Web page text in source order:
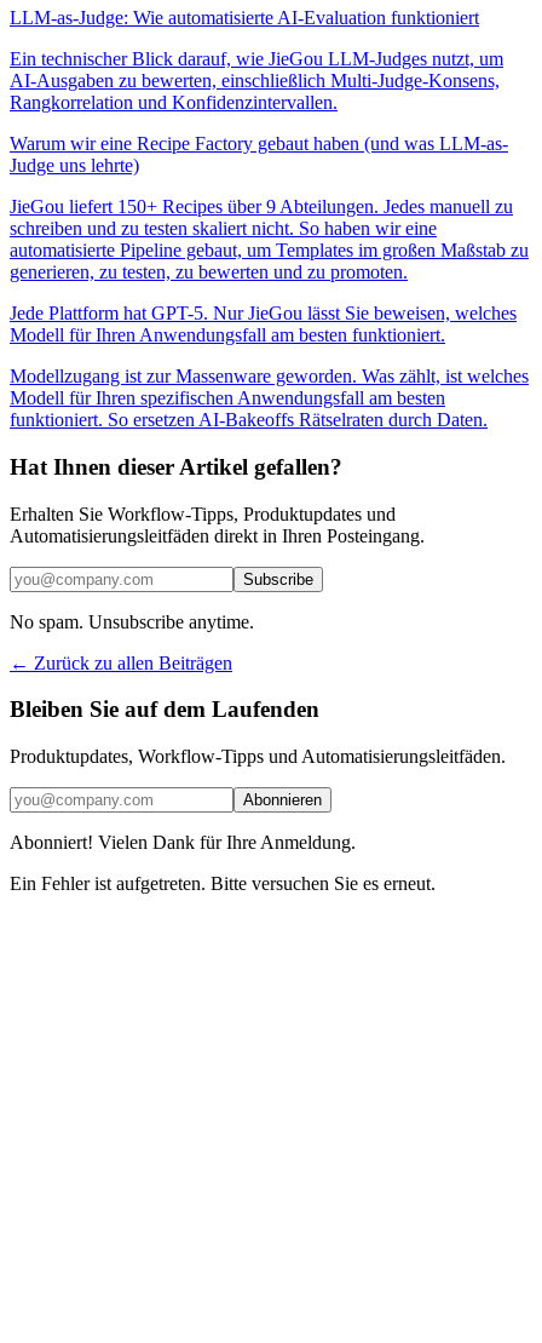
LLM-as-Judge: Wie automatisierte AI-Evaluation funktioniert
Ein technischer Blick darauf, wie JieGou LLM-Judges nutzt, um
AI-Ausgaben zu bewerten, einschließlich Multi-Judge-Konsens,
Rangkorrelation und Konfidenzintervallen.
Warum wir eine Recipe Factory gebaut haben (und was LLM-as-
Judge uns lehrte)
JieGou liefert 150+ Recipes über 9 Abteilungen. Jedes manuell zu
schreiben und zu testen skaliert nicht. So haben wir eine
automatisierte Pipeline gebaut, um Templates im großen Maßstab zu
generieren, zu testen, zu bewerten und zu promoten.
Jede Plattform hat GPT-5. Nur JieGou lässt Sie beweisen, welches
Modell für Ihren Anwendungsfall am besten funktioniert.
Modellzugang ist zur Massenware geworden. Was zählt, ist welches
Modell für Ihren spezifischen Anwendungsfall am besten
funktioniert. So ersetzen AI-Bakeoffs Rätselraten durch Daten.
Hat Ihnen dieser Artikel gefallen?
Erhalten Sie Workflow-Tipps, Produktupdates und
Automatisierungsleitfäden direkt in Ihren Posteingang.
Subscribe
No spam. Unsubscribe anytime.
← Zurück zu allen Beiträgen
Bleiben Sie auf dem Laufenden
Produktupdates, Workflow-Tipps und Automatisierungsleitfäden.
Abonnieren
Abonniert! Vielen Dank für Ihre Anmeldung.
Ein Fehler ist aufgetreten. Bitte versuchen Sie es erneut.